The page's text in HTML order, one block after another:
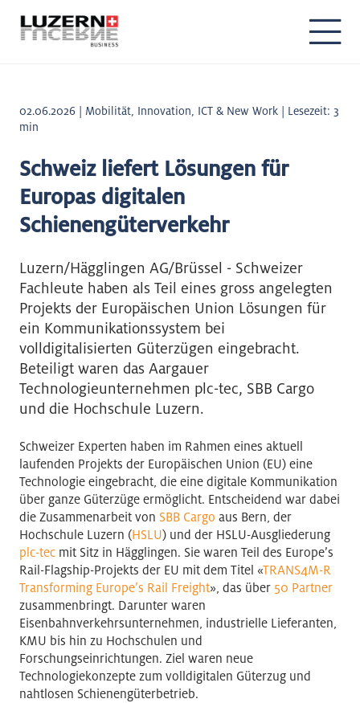
02.06.2026 | Mobilität, Innovation, ICT & New Work | Lesezeit: 3
min
Schweiz liefert Lösungen für
Europas digitalen
Schienengüterverkehr
Luzern/Hägglingen AG/Brüssel - Schweizer
Fachleute haben als Teil eines gross angelegten
Projekts der Europäischen Union Lösungen für
ein Kommunikationssystem bei
volldigitalisierten Güterzügen eingebracht.
Beteiligt waren das Aargauer
Technologieunternehmen plc-tec, SBB Cargo
und die Hochschule Luzern.
Schweizer Experten haben im Rahmen eines aktuell
laufenden Projekts der Europäischen Union (EU) eine
Technologie eingebracht, die eine digitale Kommunikation
über ganze Güterzüge ermöglicht. Entscheidend war dabei
die Zusammenarbeit von SBB Cargo aus Bern, der
Hochschule Luzern (HSLU) und der HSLU-Ausgliederung
plc-tec mit Sitz in Hägglingen. Sie waren Teil des Europe’s
Rail-Flagship-Projekts der EU mit dem Titel «TRANS4M-R
Transforming Europe’s Rail Freight», das über 50 Partner
zusammenbringt. Darunter waren
Eisenbahnverkehrsunternehmen, industrielle Lieferanten,
KMU bis hin zu Hochschulen und
Forschungseinrichtungen. Ziel waren neue
Technologiekonzepte zum volldigitalen Güterzug und
nahtlosen Schienengüterbetrieb.